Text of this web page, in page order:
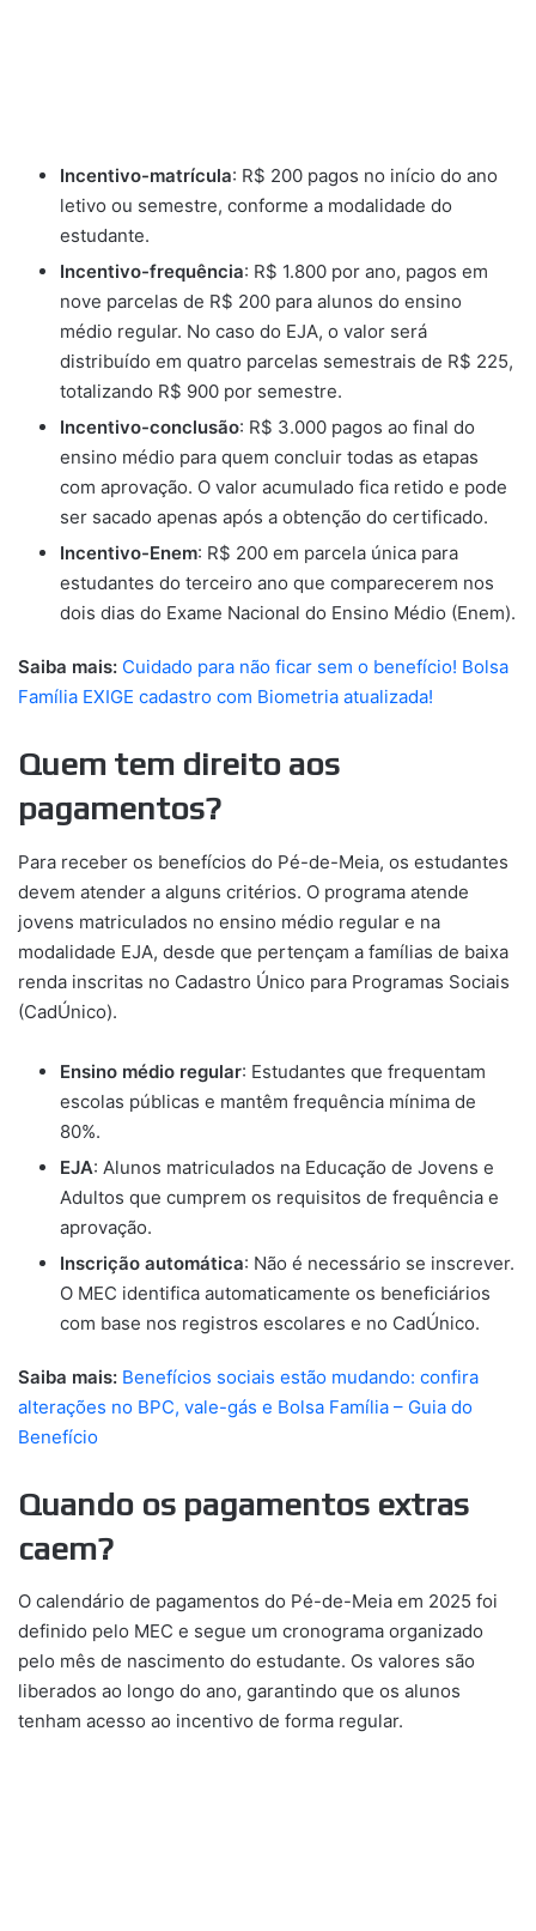
Incentivo-matrícula: R$ 200 pagos no início do ano
letivo ou semestre, conforme a modalidade do
estudante.
Incentivo-frequência: R$ 1.800 por ano, pagos em
nove parcelas de R$ 200 para alunos do ensino
médio regular. No caso do EJA, o valor será
distribuído em quatro parcelas semestrais de R$ 225,
totalizando R$ 900 por semestre.
Incentivo-conclusão: R$ 3.000 pagos ao final do
ensino médio para quem concluir todas as etapas
com aprovação. O valor acumulado fica retido e pode
ser sacado apenas após a obtenção do certificado.
Incentivo-Enem: R$ 200 em parcela única para
estudantes do terceiro ano que comparecerem nos
dois dias do Exame Nacional do Ensino Médio (Enem).
Saiba mais: Cuidado para não ficar sem o benefício! Bolsa
Família EXIGE cadastro com Biometria atualizada!
Quem tem direito aos
pagamentos?
Para receber os benefícios do Pé-de-Meia, os estudantes
devem atender a alguns critérios. O programa atende
jovens matriculados no ensino médio regular e na
modalidade EJA, desde que pertençam a famílias de baixa
renda inscritas no Cadastro Único para Programas Sociais
(CadÚnico).
Ensino médio regular: Estudantes que frequentam
escolas públicas e mantêm frequência mínima de
80%.
EJA: Alunos matriculados na Educação de Jovens e
Adultos que cumprem os requisitos de frequência e
aprovação.
Inscrição automática: Não é necessário se inscrever.
O MEC identifica automaticamente os beneficiários
com base nos registros escolares e no CadÚnico.
Saiba mais: Benefícios sociais estão mudando: confira
alterações no BPC, vale-gás e Bolsa Família – Guia do
Benefício
Quando os pagamentos extras
caem?
O calendário de pagamentos do Pé-de-Meia em 2025 foi
definido pelo MEC e segue um cronograma organizado
pelo mês de nascimento do estudante. Os valores são
liberados ao longo do ano, garantindo que os alunos
tenham acesso ao incentivo de forma regular.